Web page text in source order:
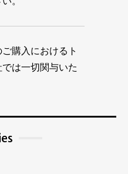
購入におけるト
は一切関与いた